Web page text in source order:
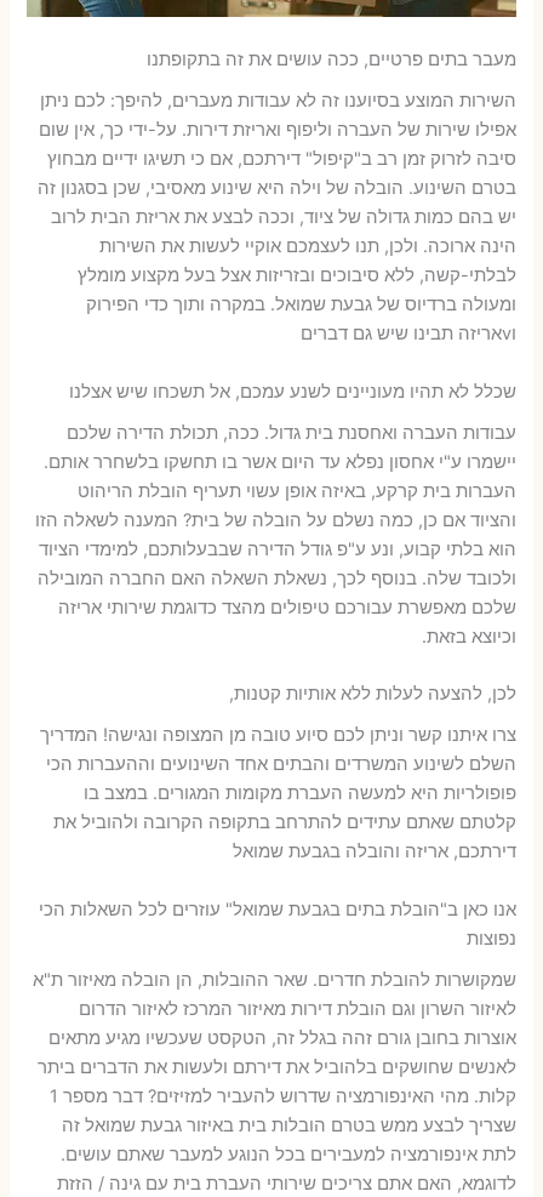
מעבר בתים פרטיים, ככה עושים את זה בתקופתנו
השירות המוצע בסיוענו זה לא עבודות מעברים, להיפך: לכם ניתן
אפילו שירות של העברה וליפוף ואריזת דירות. על-ידי כך, אין שום
סיבה לזרוק זמן רב ב"קיפול" דירתכם, אם כי תשיגו ידיים מבחוץ
בטרם השינוע. הובלה של וילה היא שינוע מאסיבי, שכן בסגנון זה
יש בהם כמות גדולה של ציוד, וככה לבצע את אריזת הבית לרוב
הינה ארוכה. ולכן, תנו לעצמכם אוקיי לעשות את השירות
לבלתי-קשה, ללא סיבוכים ובזריזות אצל בעל מקצוע מומלץ
ומעולה ברדיוס של גבעת שמואל. במקרה ותוך כדי הפירוק
וvאריזה תבינו שיש גם דברים
שכלל לא תהיו מעוניינים לשנע עמכם, אל תשכחו שיש אצלנו
עבודות העברה ואחסנת בית גדול. ככה, תכולת הדירה שלכם
יישמרו ע"י אחסון נפלא עד היום אשר בו תחשקו בלשחרר אותם.
העברות בית קרקע, באיזה אופן עשוי תעריף הובלת הריהוט
והציוד אם כן, כמה נשלם על הובלה של בית? המענה לשאלה הזו
הוא בלתי קבוע, ונע ע"פ גודל הדירה שבבעלותכם, למימדי הציוד
ולכובד שלה. בנוסף לכך, נשאלת השאלה האם החברה המובילה
שלכם מאפשרת עבורכם טיפולים מהצד כדוגמת שירותי אריזה
וכיוצא בזאת.
לכן, להצעה לעלות ללא אותיות קטנות,
צרו איתנו קשר וניתן לכם סיוע טובה מן המצופה ונגישה! המדריך
השלם לשינוע המשרדים והבתים אחד השינועים וההעברות הכי
פופולריות היא למעשה העברת מקומות המגורים. במצב בו
קלטתם שאתם עתידים להתרחב בתקופה הקרובה ולהוביל את
דירתכם, אריזה והובלה בגבעת שמואל
אנו כאן ב"הובלת בתים בגבעת שמואל" עוזרים לכל השאלות הכי
נפוצות
שמקושרות להובלת חדרים. שאר ההובלות, הן הובלה מאיזור ת"א
לאיזור השרון וגם הובלת דירות מאיזור המרכז לאיזור הדרום
אוצרות בחובן גורם זהה בגלל זה, הטקסט שעכשיו מגיע מתאים
לאנשים שחושקים בלהוביל את דירתם ולעשות את הדברים ביתר
קלות. מהי האינפורמציה שדרוש להעביר למזיזים? דבר מספר 1
שצריך לבצע ממש בטרם הובלות בית באיזור גבעת שמואל זה
לתת אינפורמציה למעבירים בכל הנוגע למעבר שאתם עושים.
לדוגמא, האם אתם צריכים שירותי העברת בית עם גינה / הזזת